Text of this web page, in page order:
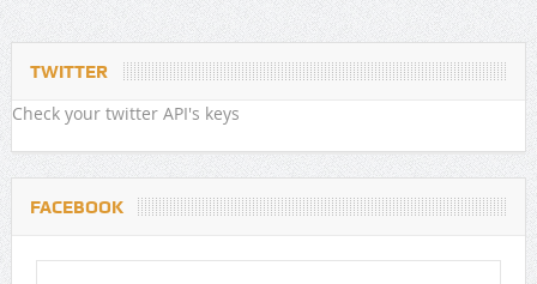
TWITTER
Check your twitter API's keys
FACEBOOK